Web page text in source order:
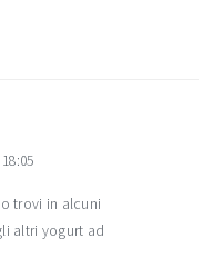
trovi in alcuni
altri yogurt ad